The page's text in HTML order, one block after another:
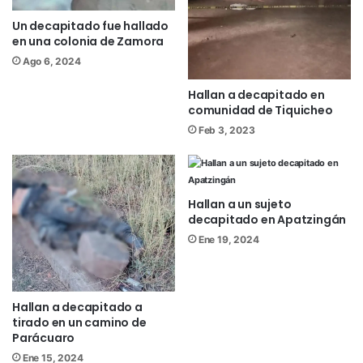
Un decapitado fue hallado
en una colonia de Zamora
Ago 6, 2024
Hallan a decapitado en
comunidad de Tiquicheo
Feb 3, 2023
Hallan a decapitado a
tirado en un camino de
Parácuaro
Ene 15, 2024
Hallan a un sujeto
decapitado en Apatzingán
Ene 19, 2024